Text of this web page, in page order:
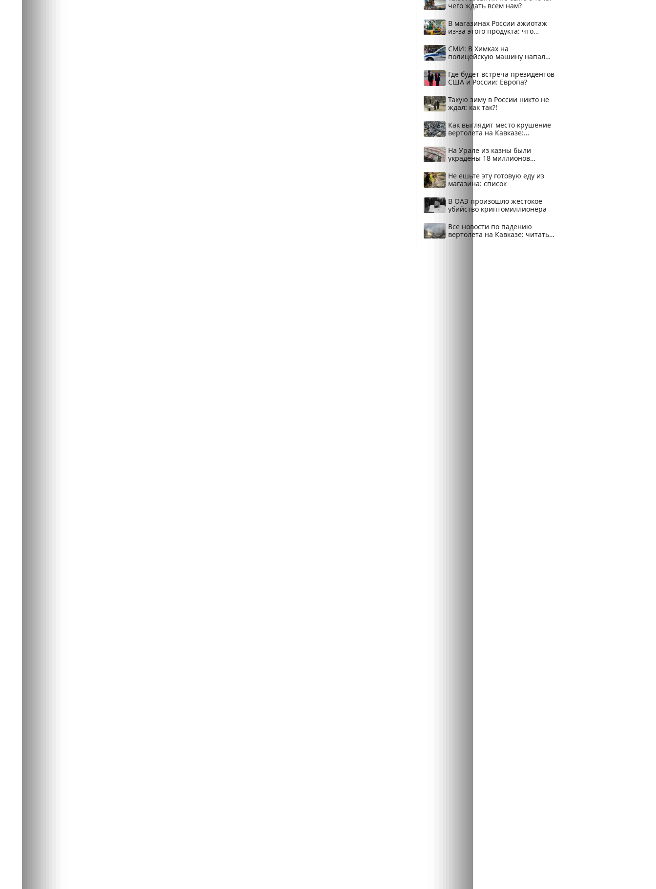
чего ждать всем нам?
В магазинах России ажиотаж
из-за этого продукта: что
СМИ: В Химках на
полицейскую машину напали
Где будет встреча президентов
США и России: Европа?
Такую зиму в России никто не
ждал: как так?!
Как выглядит место крушение
вертолета на Кавказе:
На Урале из казны были
украдены 18 миллионов
Не ешьте эту готовую еду из
магазина: список
В ОАЭ произошло жестокое
убийство криптомиллионера
Все новости по падению
вертолета на Кавказе: читать